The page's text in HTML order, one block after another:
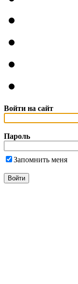
Войти на сайт
Пароль
Запомнить меня